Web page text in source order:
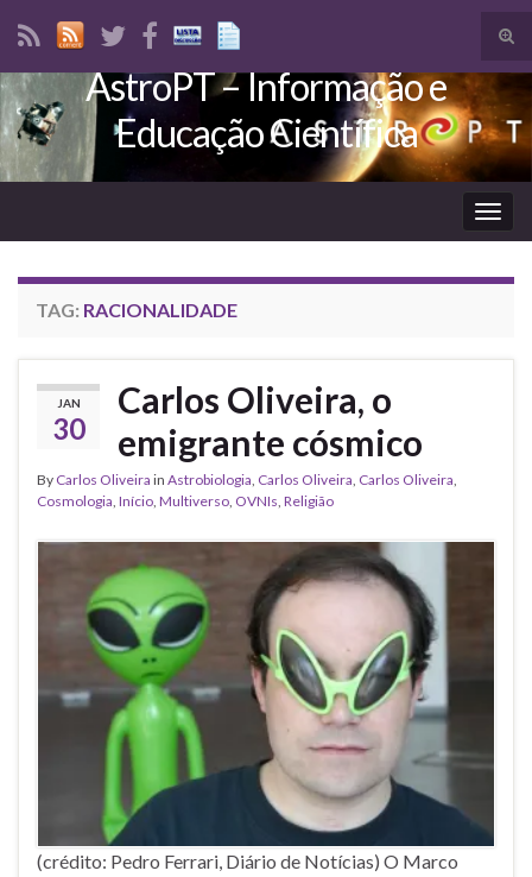
Search for:
AstroPT – Informação e
Educação Científica
TAG: RACIONALIDADE
JAN
30
Carlos Oliveira, o
emigrante cósmico
By Carlos Oliveira in Astrobiologia, Carlos Oliveira, Carlos Oliveira,
Cosmologia, Início, Multiverso, OVNIs, Religião
(crédito: Pedro Ferrari, Diário de Notícias) O Marco